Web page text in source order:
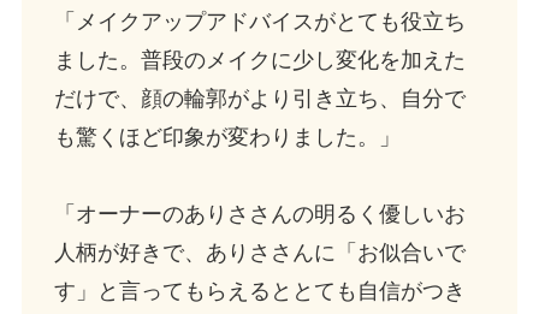
「メイクアップアドバイスがとても役立ち
ました。普段のメイクに少し変化を加えた
だけで、顔の輪郭がより引き立ち、自分で
も驚くほど印象が変わりました。」
「オーナーのありささんの明るく優しいお
人柄が好きで、ありささんに「お似合いで
す」と言ってもらえるととても自信がつき